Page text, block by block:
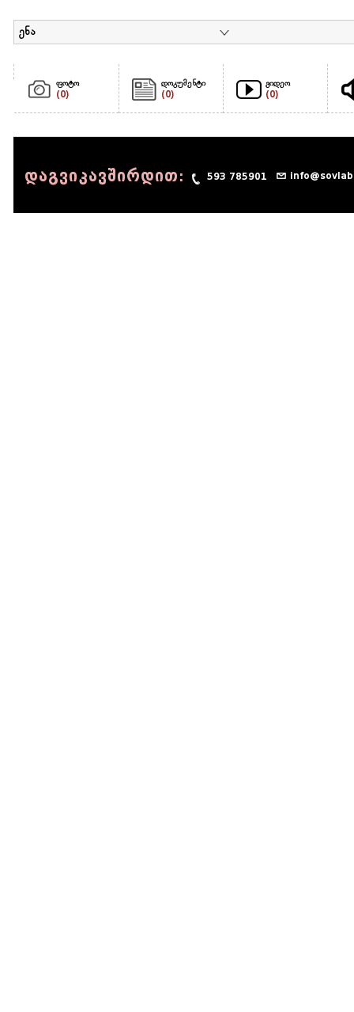
ენა
ფოტო
(0)
დოკუმენტი
(0)
ვიდეო
(0)
დაგვიკავშირდით: 593 785901